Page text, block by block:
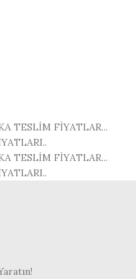
TESLİM FİYATLAR...
TESLİM FİYATLAR...